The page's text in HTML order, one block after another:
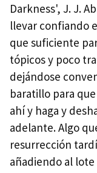
Darkness', J. J.
llevar confiando
que suficiente
tópicos y poco
dejándose
baratillo para
ahí y haga y
adelante. Algo
resurrección
añadiendo al